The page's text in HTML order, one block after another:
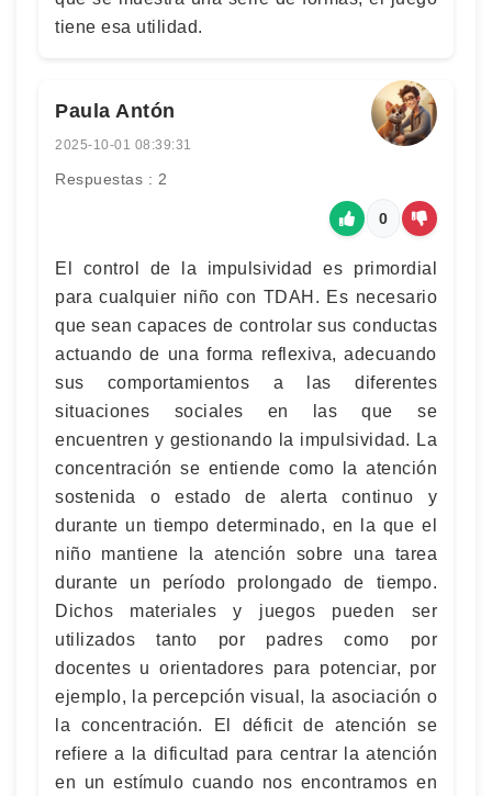
tiene esa utilidad.
Paula Antón
2025-10-01 08:39:31
Respuestas : 2
0
El control de la impulsividad es primordial
para cualquier niño con TDAH. Es necesario
que sean capaces de controlar sus conductas
actuando de una forma reflexiva, adecuando
sus comportamientos a las diferentes
situaciones sociales en las que se
encuentren y gestionando la impulsividad. La
concentración se entiende como la atención
sostenida o estado de alerta continuo y
durante un tiempo determinado, en la que el
niño mantiene la atención sobre una tarea
durante un período prolongado de tiempo.
Dichos materiales y juegos pueden ser
utilizados tanto por padres como por
docentes u orientadores para potenciar, por
ejemplo, la percepción visual, la asociación o
la concentración. El déficit de atención se
refiere a la dificultad para centrar la atención
en un estímulo cuando nos encontramos en